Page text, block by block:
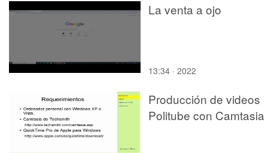
La venta a ojo
13:34 · 2022
Producción de videos
Politube con Camtasia